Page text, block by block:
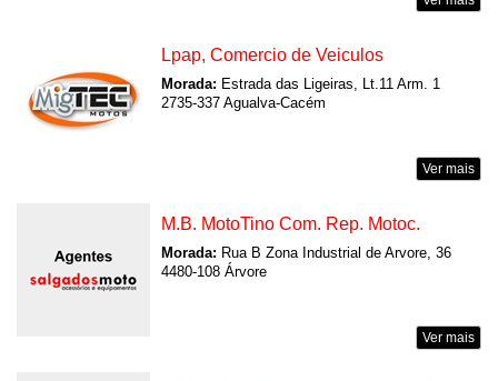
Lpap, Comercio de Veiculos
Morada: Estrada das Ligeiras, Lt.11 Arm. 1
2735-337 Agualva-Cacém
Ver mais
M.B. MotoTino Com. Rep. Motoc.
Morada: Rua B Zona Industrial de Arvore, 36
4480-108 Árvore
Ver mais